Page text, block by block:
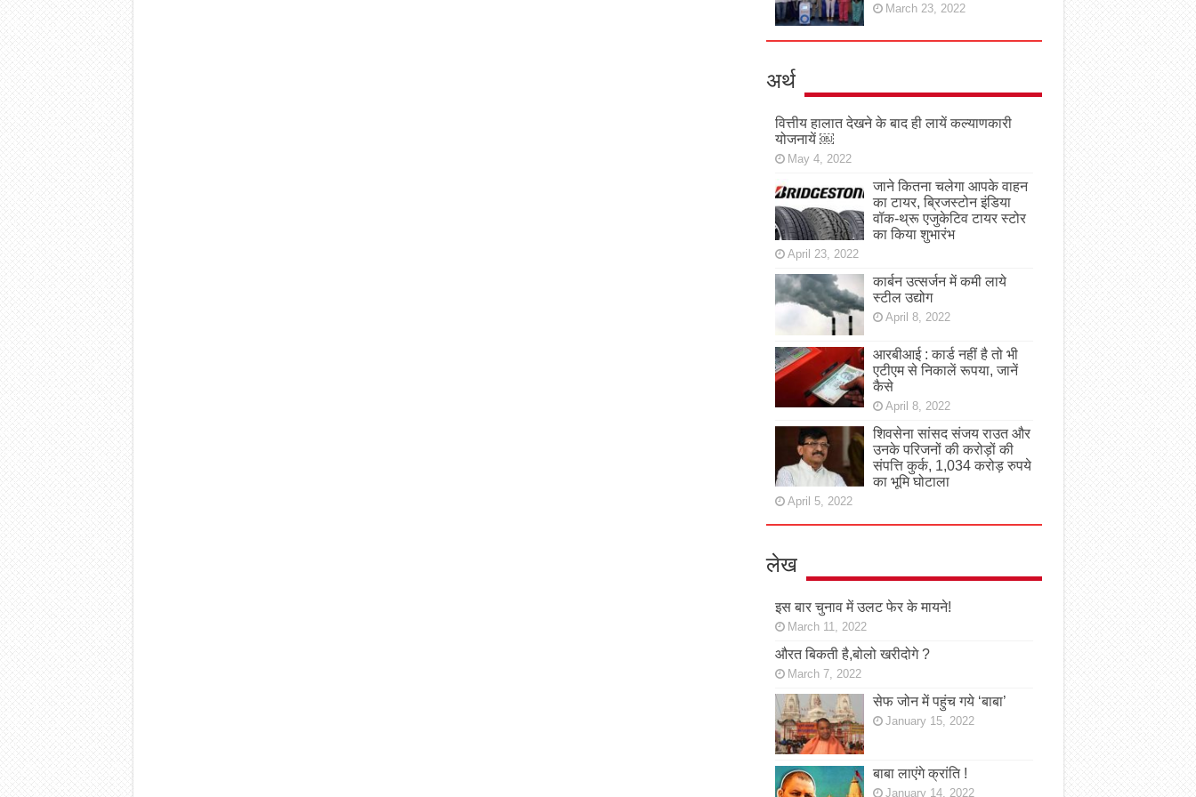
March 23, 2022
अर्थ
वित्तीय हालात देखने के बाद ही लायें कल्याणकारी
योजनायें ￼
May 4, 2022
जाने कितना चलेगा आपके वाहन
का टायर, ब्रिजस्टोन इंडिया
वॉक-थ्रू एजुकेटिव टायर स्टोर
का किया शुभारंभ
April 23, 2022
कार्बन उत्सर्जन में कमी लाये
स्टील उद्योग
April 8, 2022
आरबीआई : कार्ड नहीं है तो भी
एटीएम से निकालें रूपया, जानें
कैसे
April 8, 2022
शिवसेना सांसद संजय राउत और
उनके परिजनों की करोड़ों की
संपत्ति कुर्क, 1,034 करोड़ रुपये
का भूमि घोटाला
April 5, 2022
लेख
इस बार चुनाव में उलट फेर के मायने!
March 11, 2022
औरत बिकती है,बोलो खरीदोगे ?
March 7, 2022
सेफ जोन में पहुंच गये ‘बाबा’
January 15, 2022
बाबा लाएंगे क्रांति !
January 14, 2022